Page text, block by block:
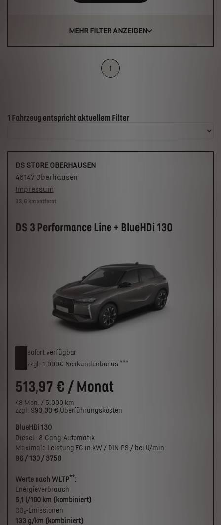
MEHR FILTER ANZEIGEN
1
Suchergebnisse
1 Fahrzeug entspricht aktuellem Filter
33,6 km entfernt
DS 3 Performance Line + BlueHDi 130
sofort verfügbar
zzgl. 1.000€ Neukunden­bonus ***
513,97 € / Monat
48 Mon. / 5.000 km
zzgl. 990,00 € Überführungskosten
DS STORE OBERHAUSEN
46147 Oberhausen
Impressum
BlueHDi 130
Diesel - 8-Gang-Automatik
Maximale Leistung EG in kW / DIN-PS / bei U/min
96 / 130 / 3750
Werte nach WLTP**:
Energieverbrauch
5,1 l/100 km (kombiniert)
CO₂-Emissionen
133 g/km (kombiniert)